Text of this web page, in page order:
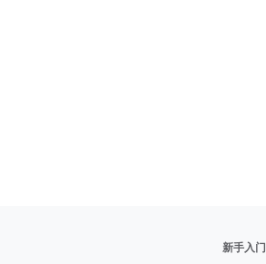
新手入门